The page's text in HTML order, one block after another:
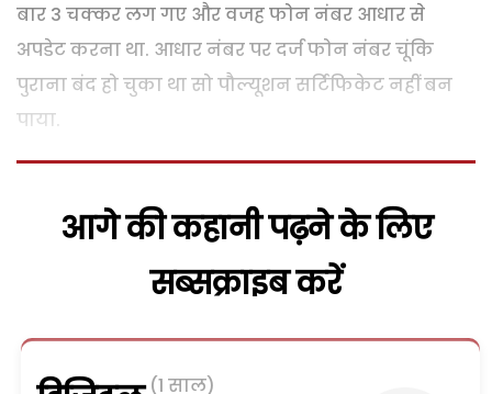
बार 3 चक्कर लग गए और वजह फोन नंबर आधार से
अपडेट करना था. आधार नंबर पर दर्ज फोन नंबर चूंकि
पुराना बंद हो चुका था सो पौल्यूशन सर्टिफिकेट नहीं बन
पाया.
आगे की कहानी पढ़ने के लिए
सब्सक्राइब करें
(1 साल)